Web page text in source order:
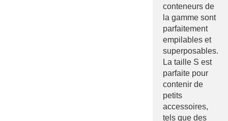
conteneurs de
la gamme sont
parfaitement
empilables et
superposables.
La taille S est
parfaite pour
contenir de
petits
accessoires,
tels que des